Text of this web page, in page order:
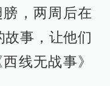
小人物就此
线是那么沉
的报告上写